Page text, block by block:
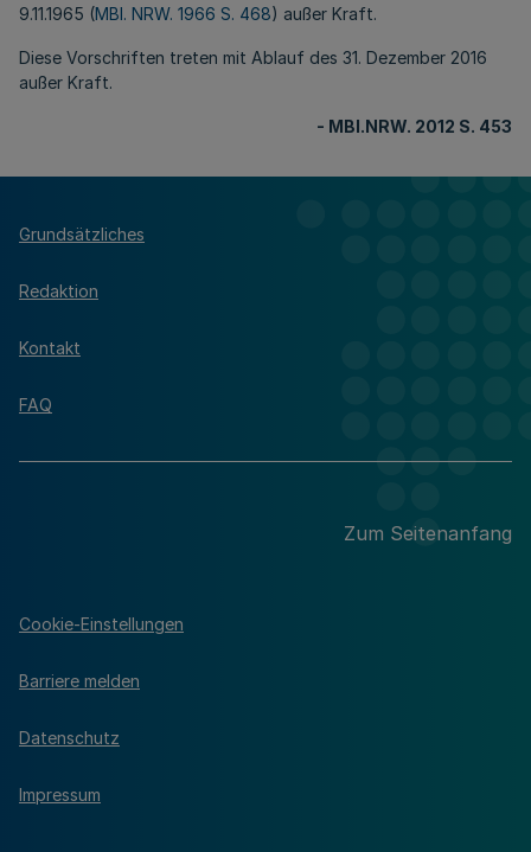
9.11.1965 (MBl. NRW. 1966 S. 468) außer Kraft.
Diese Vorschriften treten mit Ablauf des 31. Dezember 2016
außer Kraft.
- MBl.NRW. 2012 S. 453
Grundsätzliches
Redaktion
Kontakt
FAQ
Zum Seitenanfang
Cookie-Einstellungen
Barriere melden
Datenschutz
Impressum